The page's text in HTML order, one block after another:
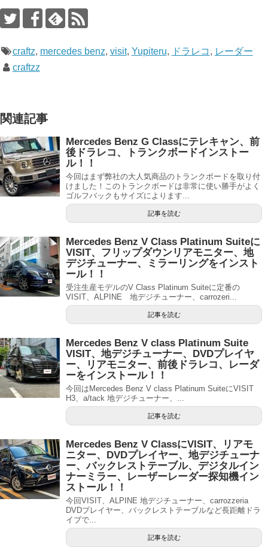
craftz, mercedes benz, visit, Yupiteru, ドラレコ , レーダー
craftzz
関連記事
Mercedes Benz G Classにテレキャン、前
後ドラレコ、トランクボードインストー
ル！！
今回はまず弊社の大人気商品のトランクボードを取り付
けました！このトランクボードは非常に使い勝手がよく
ゴルフバックもサイズによります...
記事を読む
Mercedes Benz V Class Platinum Suiteに
VISIT、フリップダウンリアモニター、地
デジチューナー、ミラーリングをインスト
ール！！
受注生産モデルのV Class Platinum Suiteに定番の
VISIT、ALPINE 地デジチューナー、carrozeri...
記事を読む
Mercedes Benz V class Platinum Suite
VISIT、地デジチューナー、DVDプレイヤ
ー、リアモニター、前後ドラレコ、レーダ
ーをインストール！！
今回はMercedes Benz V class Platinum SuiteにVISIT
H3、a/tack 地デジチューナー、...
記事を読む
Mercedes Benz V ClassにVISIT、リアモ
ニター、DVDプレイヤー、地デジチューナ
ー、バックレストテーブル、デジタルイン
ナーミラー、レーザーレーダー探知機イン
ストール！！
今回VISIT、ALPINE 地デジチューナー、carrozzeria
DVDプレイヤー、バックレストテーブルなど長距離ドラ
イブで...
記事を読む